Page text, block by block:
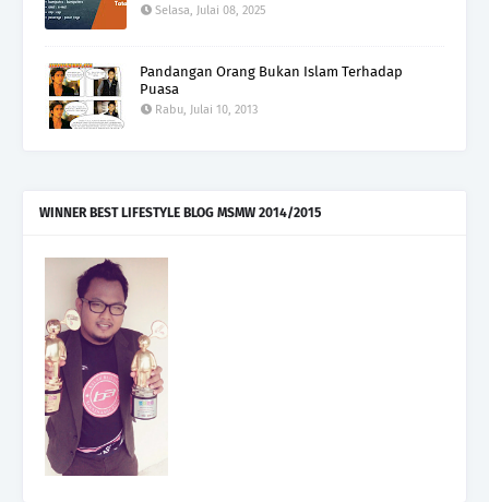
Selasa, Julai 08, 2025
Pandangan Orang Bukan Islam Terhadap
Puasa
Rabu, Julai 10, 2013
WINNER BEST LIFESTYLE BLOG MSMW 2014/2015